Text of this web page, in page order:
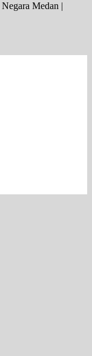
Medan |